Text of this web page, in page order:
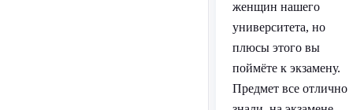
женщин нашего
университета, но
плюсы этого вы
поймёте к экзамену.
Предмет все отлично